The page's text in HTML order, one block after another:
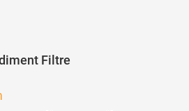
Filtre